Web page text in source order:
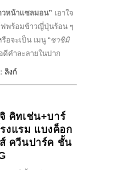
วหน้าแซลมอน” เอาใจ
พร้อมข้าวญี่ปุ่นร้อน ๆ
อจะเป็น เมนู “ซาชิมิ
ดีคำละลายในปาก
: ลิงก์
คิทเช่น+บาร์
งแรม แบงค็อก
ควีนปาร์ค ชั้น